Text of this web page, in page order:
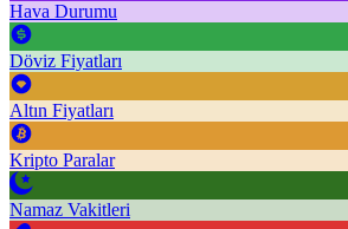
Hava Durumu
Döviz Fiyatları
Altın Fiyatları
Kripto Paralar
Namaz Vakitleri